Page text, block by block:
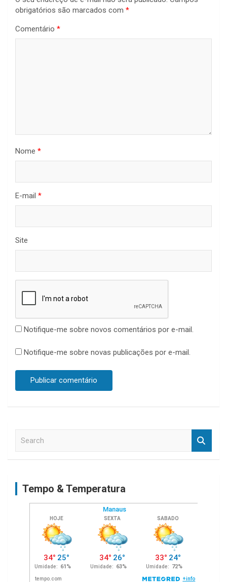
obrigatórios são marcados com *
Comentário *
Nome *
E-mail *
Site
Notifique-me sobre novos comentários por e-mail.
Notifique-me sobre novas publicações por e-mail.
Tempo & Temperatura